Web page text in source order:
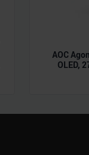
AOC
OLED,